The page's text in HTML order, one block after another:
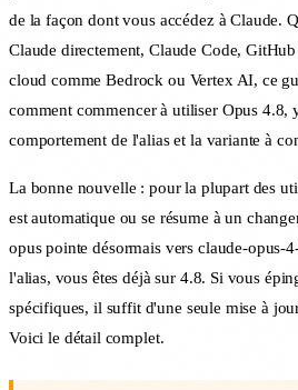
de la façon dont vous accédez à Claude.
Claude directement, Claude Code,
cloud comme Bedrock ou Vertex AI, ce
comment commencer à utiliser Opus
comportement de l'alias et la variante à
La bonne nouvelle : pour la plupart des
est automatique ou se résume à un
opus pointe désormais vers claude-opus-
l'alias, vous êtes déjà sur 4.8. Si vous
spécifiques, il suffit d'une seule mise à
Voici le détail complet.